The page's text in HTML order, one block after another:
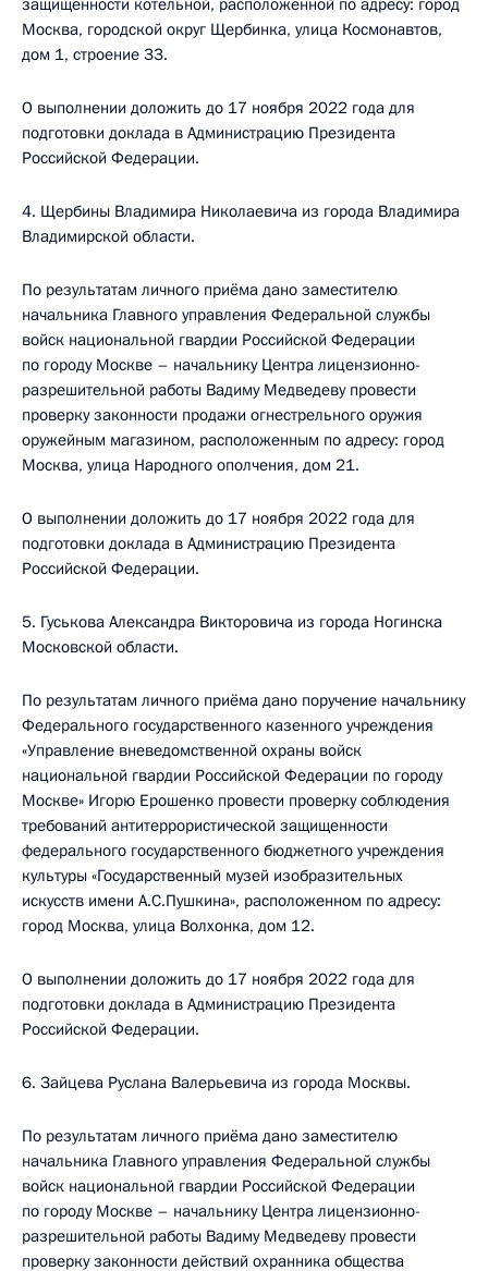
защищенности котельной, расположенной по адресу: город
Москва, городской округ Щербинка, улица Космонавтов,
дом 1, строение 33.
О выполнении доложить до 17 ноября 2022 года для
подготовки доклада в Администрацию Президента
Российской Федерации.
4. Щербины Владимира Николаевича из города Владимира
Владимирской области.
По результатам личного приёма дано заместителю
начальника Главного управления Федеральной службы
войск национальной гвардии Российской Федерации
по городу Москве – начальнику Центра лицензионно-
разрешительной работы Вадиму Медведеву провести
проверку законности продажи огнестрельного оружия
оружейным магазином, расположенным по адресу: город
Москва, улица Народного ополчения, дом 21.
О выполнении доложить до 17 ноября 2022 года для
подготовки доклада в Администрацию Президента
Российской Федерации.
5. Гуськова Александра Викторовича из города Ногинска
Московской области.
По результатам личного приёма дано поручение начальнику
Федерального государственного казенного учреждения
«Управление вневедомственной охраны войск
национальной гвардии Российской Федерации по городу
Москве» Игорю Ерошенко провести проверку соблюдения
требований антитеррористической защищенности
федерального государственного бюджетного учреждения
культуры «Государственный музей изобразительных
искусств имени А.С.Пушкина», расположенном по адресу:
город Москва, улица Волхонка, дом 12.
О выполнении доложить до 17 ноября 2022 года для
подготовки доклада в Администрацию Президента
Российской Федерации.
6. Зайцева Руслана Валерьевича из города Москвы.
По результатам личного приёма дано заместителю
начальника Главного управления Федеральной службы
войск национальной гвардии Российской Федерации
по городу Москве – начальнику Центра лицензионно-
разрешительной работы Вадиму Медведеву провести
проверку законности действий охранника общества